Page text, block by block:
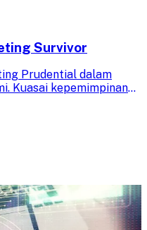
Survivor
Prudential dalam
Kuasai kepemimpinan